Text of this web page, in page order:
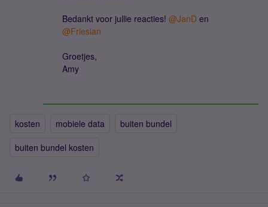
Bedankt voor jullie reacties! ​ @JanD en ​
@Friesian
Groetjes,
Amy
kosten mobiele data
buiten bundel
buiten bundel kosten